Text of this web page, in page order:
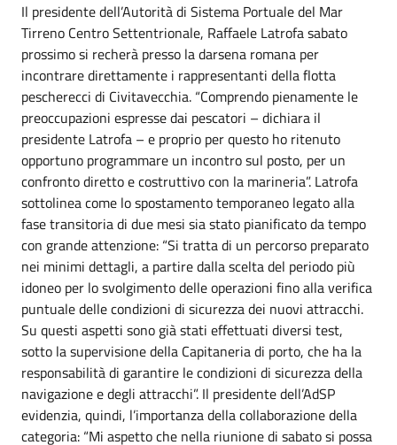
Il presidente dell’Autorità di Sistema Portuale del Mar
Tirreno Centro Settentrionale, Raffaele Latrofa sabato
prossimo si recherà presso la darsena romana per
incontrare direttamente i rappresentanti della flotta
pescherecci di Civitavecchia. “Comprendo pienamente le
preoccupazioni espresse dai pescatori – dichiara il
presidente Latrofa – e proprio per questo ho ritenuto
opportuno programmare un incontro sul posto, per un
confronto diretto e costruttivo con la marineria”. Latrofa
sottolinea come lo spostamento temporaneo legato alla
fase transitoria di due mesi sia stato pianificato da tempo
con grande attenzione: “Si tratta di un percorso preparato
nei minimi dettagli, a partire dalla scelta del periodo più
idoneo per lo svolgimento delle operazioni fino alla verifica
puntuale delle condizioni di sicurezza dei nuovi attracchi.
Su questi aspetti sono già stati effettuati diversi test,
sotto la supervisione della Capitaneria di porto, che ha la
responsabilità di garantire le condizioni di sicurezza della
navigazione e degli attracchi”. Il presidente dell’AdSP
evidenzia, quindi, l’importanza della collaborazione della
categoria: “Mi aspetto che nella riunione di sabato si possa